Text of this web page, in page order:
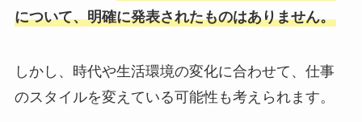
について、明確に発表されたものはありません。
しかし、時代や生活環境の変化に合わせて、仕事
のスタイルを変えている可能性も考えられます。